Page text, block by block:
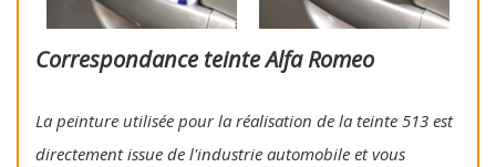
Correspondance teinte Alfa Romeo
La peinture utilisée pour la réalisation de la teinte 513 est
directement issue de l'industrie automobile et vous